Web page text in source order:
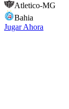
Atletico-MG
Bahia
Jugar Ahora